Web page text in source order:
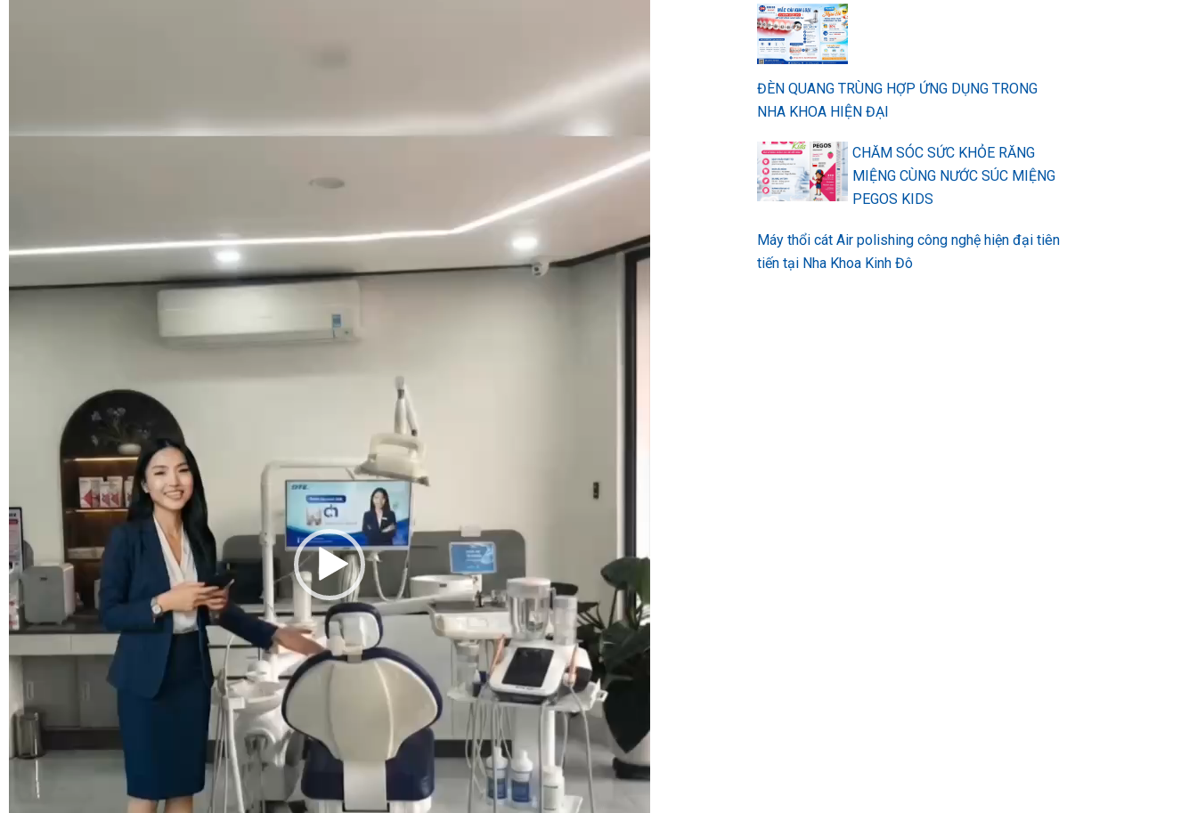
ĐÈN QUANG TRÙNG HỢP ỨNG DỤNG TRONG
NHA KHOA HIỆN ĐẠI
CHĂM SÓC SỨC KHỎE RĂNG
MIỆNG CÙNG NƯỚC SÚC MIỆNG
PEGOS KIDS
Máy thổi cát Air polishing công nghệ hiện đại tiên
tiến tại Nha Khoa Kinh Đô